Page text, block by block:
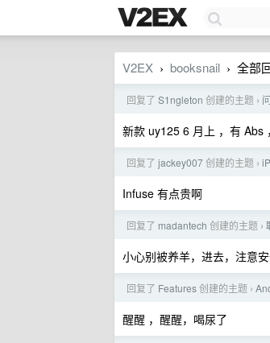
V2EX › booksnail › 全部
回复了 S1ngleton 创建的主题 ›
新款 uy125 6 月上 ，有 Abs
回复了 jackey007创建的主题 ›
Infuse 有点贵啊
回复了 madantech 创建的主题 ›
小心别被养羊，进去，注意
回复了 Features创建的主题 ›
醒醒 ，醒醒，喝尿了